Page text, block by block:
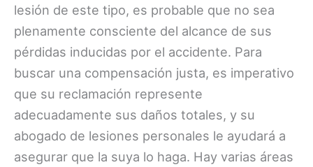
lesión de este tipo, es probable que no sea
plenamente consciente del alcance de sus
pérdidas inducidas por el accidente. Para
buscar una compensación justa, es imperativo
que su reclamación represente
adecuadamente sus daños totales, y su
abogado de lesiones personales le ayudará a
asegurar que la suya lo haga. Hay varias áreas